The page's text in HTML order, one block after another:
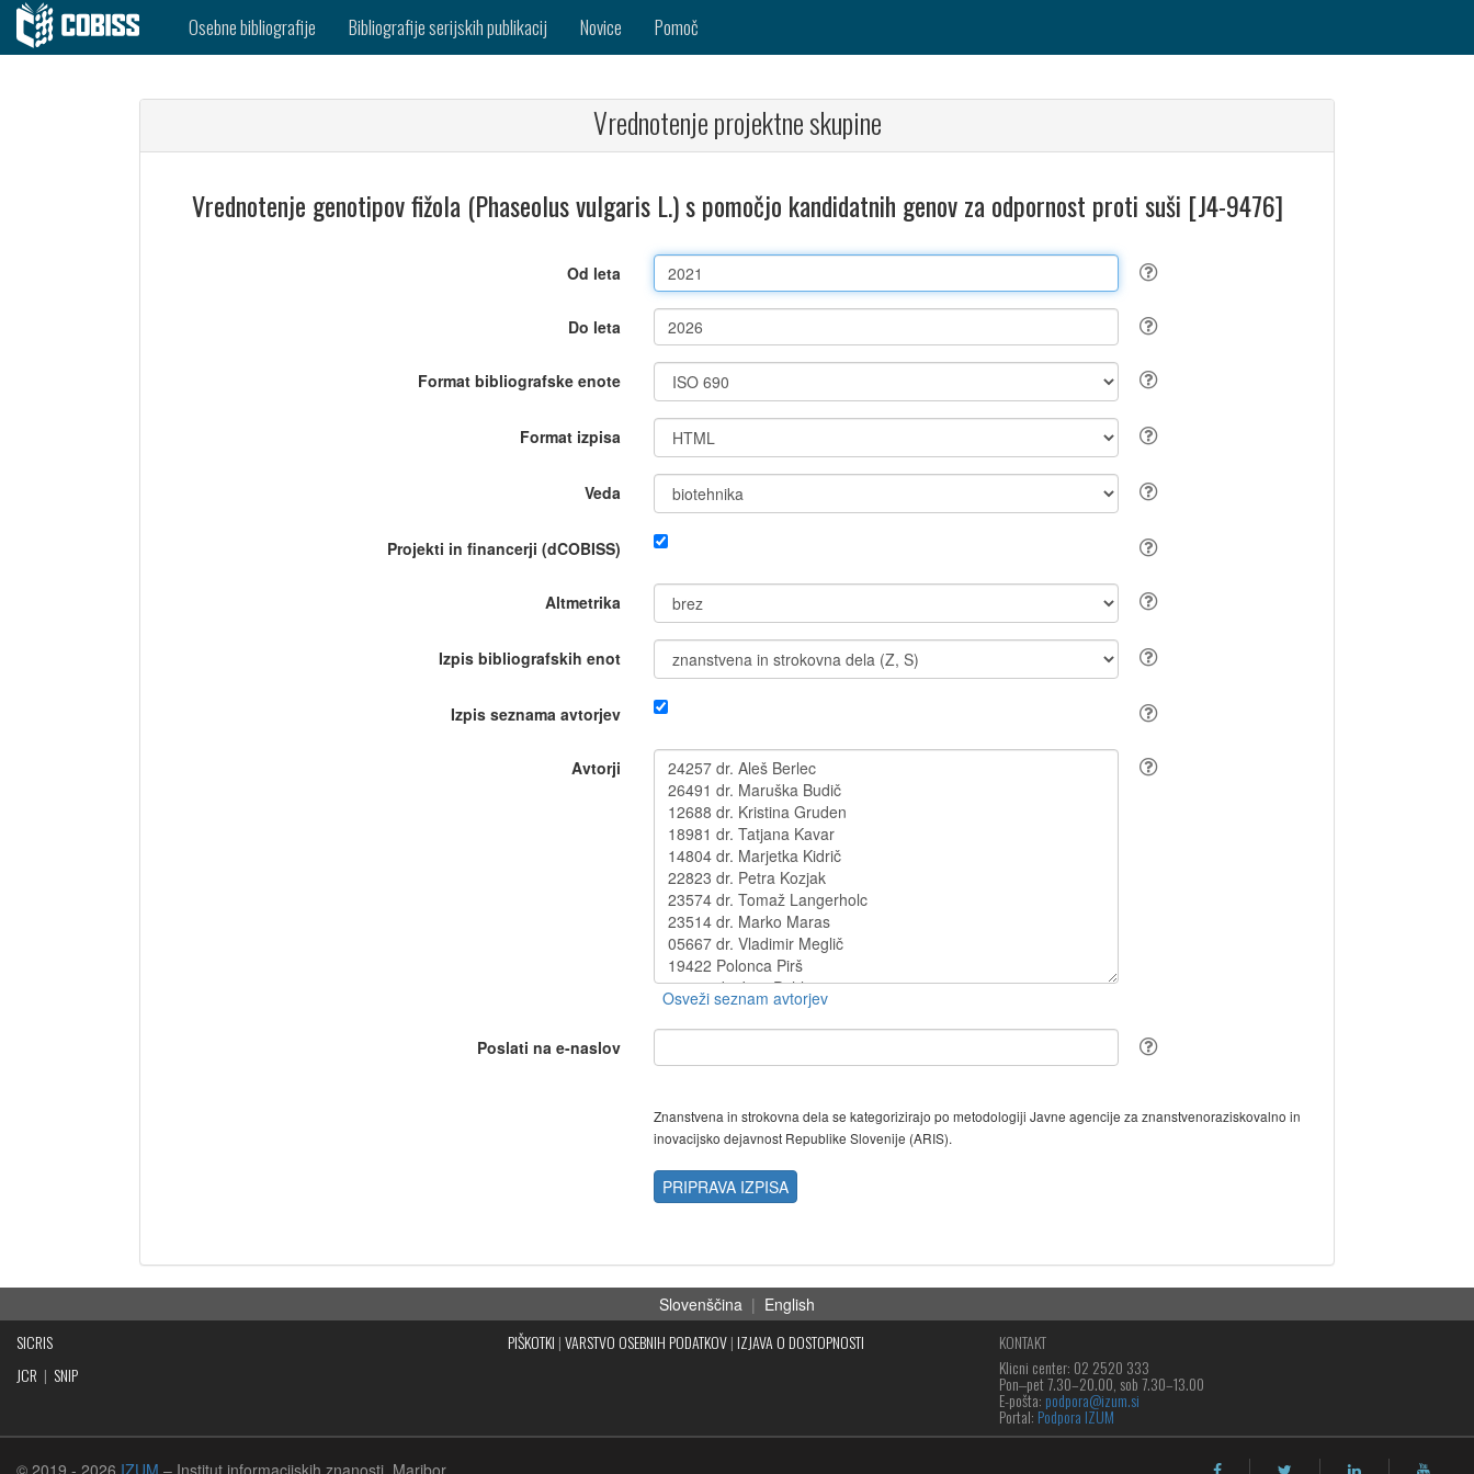
Osebne bibliografije Bibliografije serijskih publikacij Novice Pomoč
Vrednotenje projektne skupine
Vrednotenje genotipov fižola (Phaseolus vulgaris L.) s pomočjo kandidatnih genov za odpornost proti suši [J4-9476]
Od leta
Do leta
Format bibliografske enote
Format izpisa
Veda
Projekti in financerji (dCOBISS)
Altmetrika
Izpis bibliografskih enot
Izpis seznama avtorjev
Avtorji
Poslati na e-naslov
Znanstvena in strokovna dela se kategorizirajo po metodologiji Javne agencije za znanstvenoraziskovalno in
inovacijsko dejavnost Republike Slovenije (ARIS).
PRIPRAVA IZPISA
Slovenščina | English
SICRIS
JCR | SNIP
PIŠKOTKI |VARSTVO OSEBNIH PODATKOV| IZJAVA O DOSTOPNOSTI
KONTAKT
Klicni center: 02 2520 333
Pon‒pet 7.30–20.00, sob 7.30–13.00
E-pošta: podpora@izum.si
Portal: Podpora IZUM
© 2019 - 2026 IZUM – Institut informacijskih znanosti, Maribor